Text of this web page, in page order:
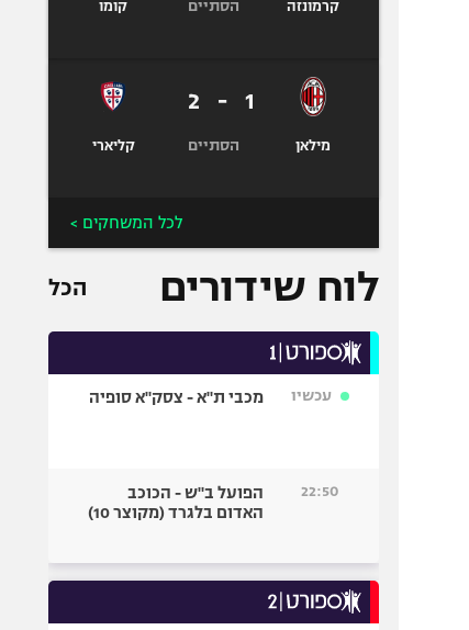
קרמונזה הסתיים קומו
מילאן
1
-
2
הסתיים קליארי
לכל המשחקים >
לוח שידורים הכל
עכשיו מכבי ת"א - צסק"א סופיה
22:50
הפועל ב"ש - הכוכב
האדום בלגרד (מקוצר 10)